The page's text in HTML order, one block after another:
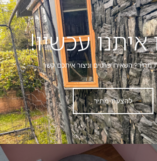
דברו
איתנו
איתנו עכשיו!
מחיר? השאירו פרטים וניצור איתכם קשר
להצעת מחיר